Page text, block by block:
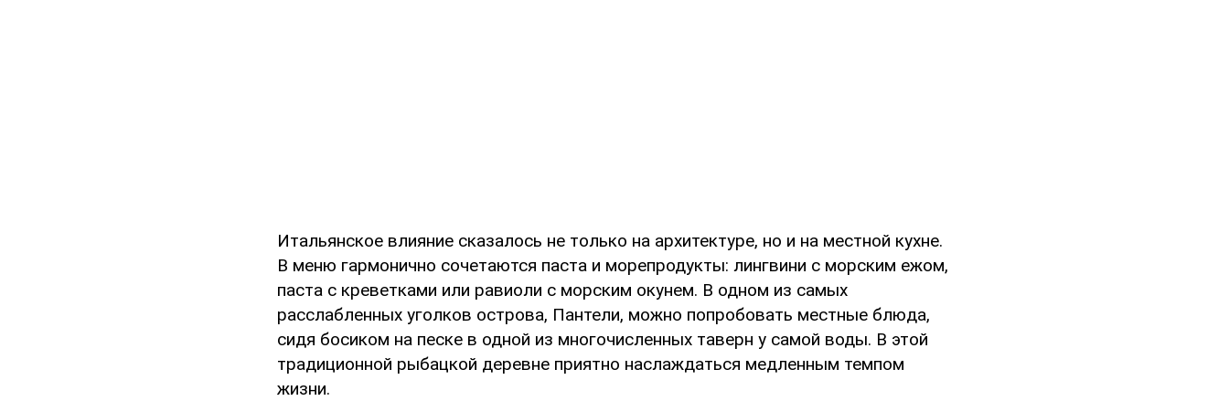
Итальянское влияние сказалось не только на архитектуре, но и на местной кухне.
В меню гармонично сочетаются паста и морепродукты: лингвини с морским ежом,
паста с креветками или равиоли с морским окунем. В одном из самых
расслабленных уголков острова, Пантели, можно попробовать местные блюда,
сидя босиком на песке в одной из многочисленных таверн у самой воды. В этой
традиционной рыбацкой деревне приятно наслаждаться медленным темпом
жизни.